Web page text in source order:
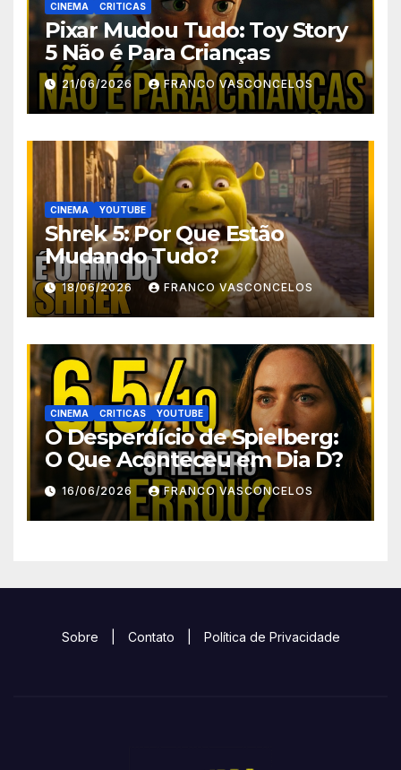
CINEMA CRITICAS
Pixar Mudou Tudo: Toy Story
5 Não é Para Crianças
21/06/2026 FRANCO VASCONCELOS
CINEMA YOUTUBE
Shrek 5: Por Que Estão
Mudando Tudo?
18/06/2026 FRANCO VASCONCELOS
CINEMA CRITICAS YOUTUBE
O Desperdício de Spielberg:
O Que Aconteceu em Dia D?
16/06/2026 FRANCO VASCONCELOS
Sobre Contato Política de Privacidade